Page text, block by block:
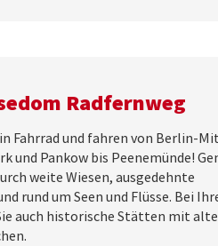
Radfernweg
Fahrrad und fahren von Berlin-
und Pankow bis Peenemünde!
weite Wiesen, ausgedehnte
rund um Seen und Flüsse. Bei
auch historische Stätten mit